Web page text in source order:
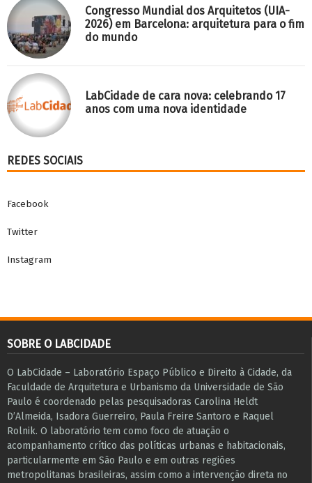
Congresso Mundial dos Arquitetos (UIA-
2026) em Barcelona: arquitetura para o fim
do mundo
LabCidade de cara nova: celebrando 17
anos com uma nova identidade
REDES SOCIAIS
Facebook
Twitter
Instagram
SOBRE O LABCIDADE
O LabCidade – Laboratório Espaço Público e Direito à Cidade, da
Faculdade de Arquitetura e Urbanismo da Universidade de São
Paulo é coordenado pelas pesquisadoras Carolina Heldt
D’Almeida, Isadora Guerreiro, Paula Freire Santoro e Raquel
Rolnik. O laboratório tem como foco de atuação o
acompanhamento crítico das políticas urbanas e habitacionais,
particularmente em São Paulo e ​em outras regiões
metropolitanas brasileiras, assim como a intervenção direta no